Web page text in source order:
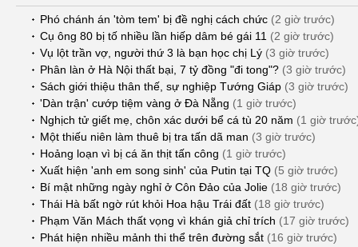
Phó chánh án 'tòm tem' bị đề nghị cách chức (2 giờ trước)
Cụ ông 80 bị tố nhiều lần hiếp dâm bé gái 11 (2 giờ trước)
Vụ lột trần vợ, người thứ 3 là bạn học chị Lý (3 giờ trước)
Phân làn ở Hà Nội thất bại, 7 tỷ đồng "đi tong"? (3 giờ trước)
Sách giới thiệu thân thế, sự nghiệp Tướng Giáp (3 giờ trước)
'Dàn trận' cướp tiệm vàng ở Đà Nẵng (1 giờ trước)
Nghịch tử giết mẹ, chôn xác dưới bể cá tù 20 năm (1 giờ
Một thiếu niên làm thuê bị tra tấn dã man (3 giờ trước)
Hoảng loạn vì bị cá ăn thịt tấn công (1 giờ trước)
Xuất hiện 'anh em song sinh' của Putin tại TQ (5 giờ trước)
Bí mật những ngày nghỉ ở Côn Đảo của Jolie (18 giờ trước)
Thái Hà bất ngờ rút khỏi Hoa hậu Trái đất (18 giờ trước)
Phạm Văn Mách thất vọng vì khán giả chỉ trích (17 giờ trước)
Phát hiện nhiều mảnh thi thể trên đường sắt (16 giờ trước)